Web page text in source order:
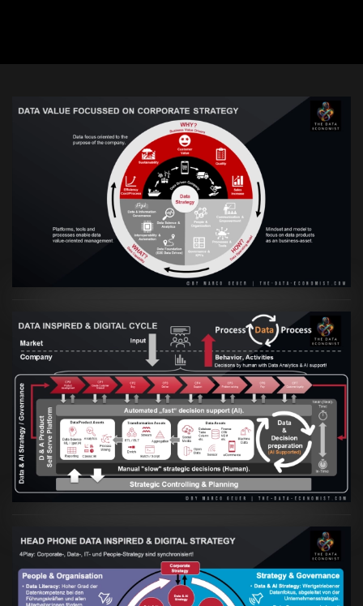
VIEW
Artikel:Prozesse und Daten müssen Hand
in Hand gehen
VIEW